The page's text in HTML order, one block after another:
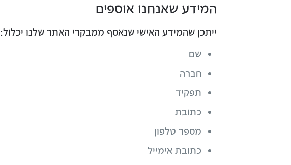
המידע שאנחנו אוספים
ייתכן שהמידע האישי שנאסף ממבקרי האתר שלנו יכלול:
שם
חברה
תפקיד
כתובת
מספר טלפון
כתובת אימייל